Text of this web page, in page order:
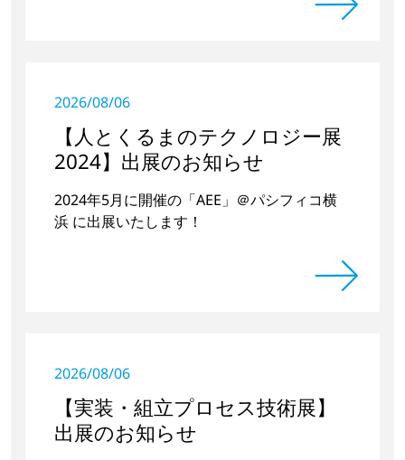
2026/08/06
【人とくるまのテクノロジー展
2024】出展のお知らせ
2024年5月に開催の「AEE」＠パシフィコ横
浜 に出展いたします！
2026/08/06
【実装・組立プロセス技術展】
出展のお知らせ